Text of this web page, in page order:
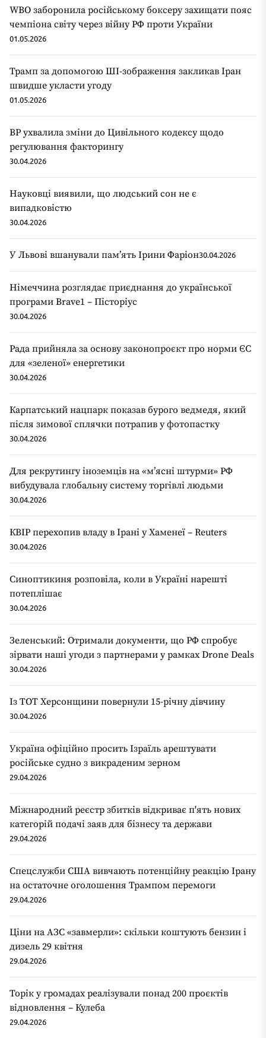
WBO заборонила російському боксеру захищати пояс
чемпіона світу через війну РФ проти України
01.05.2026
Трамп за допомогою ШІ-зображення закликав Іран
швидше укласти угоду
01.05.2026
ВР ухвалила зміни до Цивільного кодексу щодо
регулювання факторингу
30.04.2026
Науковці виявили, що людський сон не є
випадковістю
30.04.2026
У Львові вшанували пам’ять Ірини Фаріон30.04.2026
Німеччина розглядає приєднання до української
програми Brave1 – Пісторіус
30.04.2026
Рада прийняла за основу законопроєкт про норми ЄС
для «зеленої» енергетики
30.04.2026
Карпатський нацпарк показав бурого ведмедя, який
після зимової сплячки потрапив у фотопастку
30.04.2026
Для рекрутингу іноземців на «мʼясні штурми» РФ
вибудувала глобальну систему торгівлі людьми
30.04.2026
КВІР перехопив владу в Ірані у Хаменеї – Reuters
30.04.2026
Синоптикиня розповіла, коли в Україні нарешті
потеплішає
30.04.2026
Зеленський: Отримали документи, що РФ спробує
зірвати наші угоди з партнерами у рамках Drone Deals
30.04.2026
Із ТОТ Херсонщини повернули 15-річну дівчину
30.04.2026
Україна офіційно просить Ізраїль арештувати
російське судно з викраденим зерном
29.04.2026
Міжнародний реєстр збитків відкриває п'ять нових
категорій подачі заяв для бізнесу та держави
29.04.2026
Спецслужби США вивчають потенційну реакцію Ірану
на остаточне оголошення Трампом перемоги
29.04.2026
Ціни на АЗС «завмерли»: скільки коштують бензин і
дизель 29 квітня
29.04.2026
Торік у громадах реалізували понад 200 проєктів
відновлення – Кулеба
29.04.2026